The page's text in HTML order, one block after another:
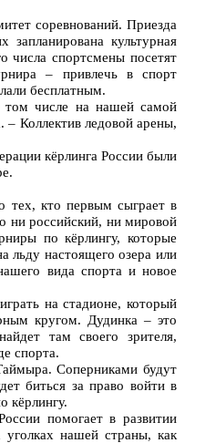
соревнований. Приезда
культурная
спортсмены посетят
– привлечь в спорт
бесплатным.
том числе на нашей самой
– Коллектив ледовой арены,
кёрлинга России были
тех, кто первым сыграет в
ни российский, ни мировой
по кёрлингу, которые
настоящего озера или
вида спорта и новое
на стадионе, который
кругом. Дудинка – это
там своего зрителя,
спорта.
Соперниками будут
биться за право войти в
кёрлингу.
помогает в развитии
нашей страны, как